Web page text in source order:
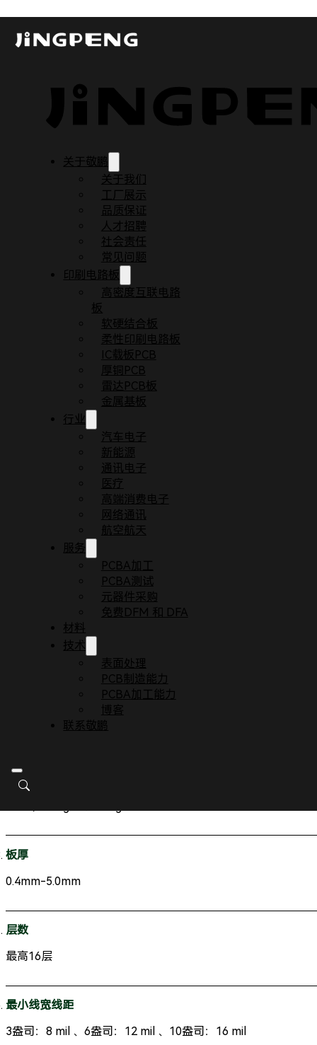
关于敬鹏
关于我们
工厂展示
品质保证
人才招聘
社会责任
常见问题
印刷电路板
高密度互联电路
板
软硬结合板
柔性印刷电路板
IC载板PCB
厚铜PCB
雷达PCB板
金属基板
行业
汽车电子
新能源
通讯电子
医疗
高端消费电子
网络通讯
航空航天
服务
PCBA加工
PCBA测试
元器件采购
免费DFM 和 DFA
材料
技术
表面处理
PCB制造能力
PCBA加工能力
博客
联系敬鹏
厚铜PCB
所有参数符合IPC标准，如有特殊规格需提前确认，厚铜PCB
获取及时报价
外层3盎司至20盎司（105微米至700微米） / 内层1盎司至12
材料
板厚
0.4mm-5.0mm
层数
最高16层
最小线宽线距
3盎司：8 mil 、6盎司：12 mil 、10盎司：16 mil